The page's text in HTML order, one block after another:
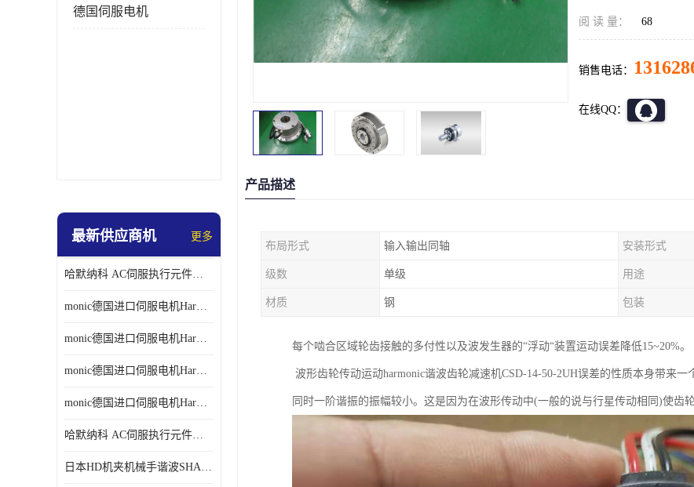
德国伺服电机
最新供应商机 更多
哈默纳科 AC伺服执行元件扁平型SHA系列 议价
monic德国进口伺服电机Har中国总代理单价
monic德国进口伺服电机Har中国总代理代理
monic德国进口伺服电机Har中国总代理公司
monic德国进口伺服电机Har中国总代理供应
哈默纳科 AC伺服执行元件扁平型SHA系列
日本HD机夹机械手谐波SHA32A120CG-B12B
阅 读 量： 68
销售电话：
在线QQ：
产品描述
布局形式 输入输出同轴 安装形式
级数 单级 用途
材质 钢 包装
每个啮合区域轮齿接触的多付性以及波发生器的“浮动“装置运动误差降低15~20%。
波形齿轮传动运动harmonic谐波齿轮减速机CSD-14-50-2UH误差的性质本身带来一
同时一阶谐振的振幅较小。这是因为在波形传动中(一般的说与行星传动相同)使齿